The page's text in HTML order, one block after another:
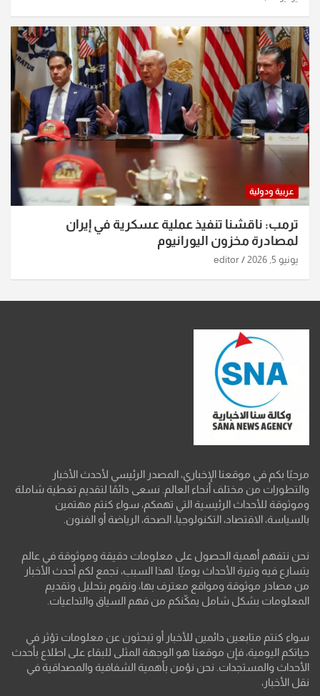
عربية ودولية
ترمب: ناقشنا تنفيذ عملية عسكرية في إيران
لمصادرة مخزون اليورانيوم
يونيو 5, 2026 editor
مرحبًا بكم في موقعنا الإخباري، المصدر الرئيسي لأحدث الأخبار
والتطورات من مختلف أنحاء العالم. نسعى دائمًا لتقديم تغطية شاملة
وموثوقة للأحداث الرئيسية التي تهمكم، سواء كنتم مهتمين
بالسياسة، الاقتصاد، التكنولوجيا، الصحة، الرياضة أو الفنون.
نحن نتفهم أهمية الحصول على معلومات دقيقة وموثوقة في عالم
يتسارع فيه وتيرة الأحداث يوميًا. لهذا السبب، نجمع لكم أحدث الأخبار
من مصادر موثوقة ومواقع معترف بها، ونقوم بتحليل وتقديم
المعلومات بشكل شامل يمكّنكم من فهم السياق والتداعيات.
سواء كنتم متابعين دائمين للأخبار أو تبحثون عن معلومات تؤثر في
حياتكم اليومية، فإن موقعنا هو الوجهة المثلى للبقاء على اطلاع بأحدث
الأحداث والمستجدات. نحن نؤمن بأهمية الشفافية والمصداقية في
نقل الأخبار،